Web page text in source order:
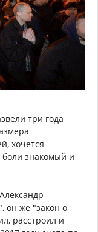
три года
хочется
знакомый и
он же "закон о
расстроил и